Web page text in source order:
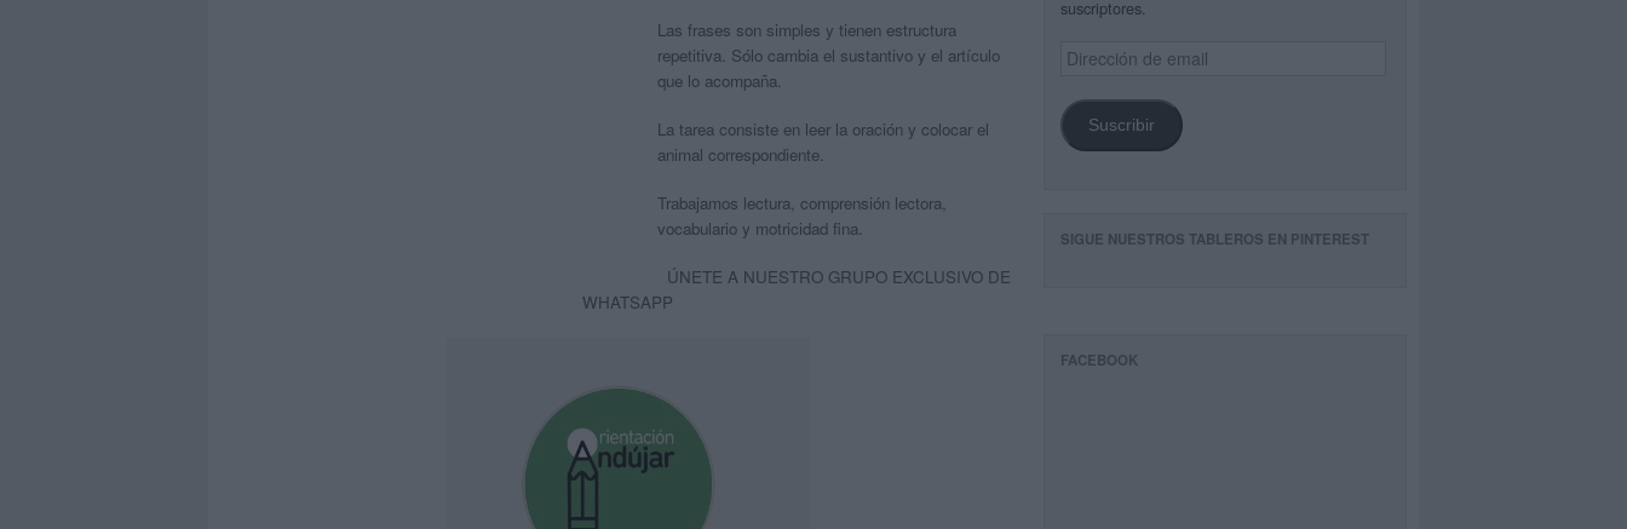
Las frases son simples y tienen estructura
repetitiva. Sólo cambia el sustantivo y el artículo
que lo acompaña.
La tarea consiste en leer la oración y colocar el
animal correspondiente.
Trabajamos lectura, comprensión lectora,
vocabulario y motricidad fina.
ÚNETE A NUESTRO GRUPO EXCLUSIVO DE
WHATSAPP
suscriptores.
Dirección
de
Suscribir
SIGUE NUESTROS TABLEROS EN PINTEREST
FACEBOOK